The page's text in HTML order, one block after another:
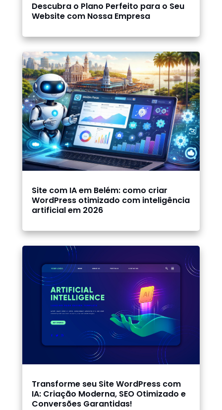
Descubra o Plano Perfeito para o Seu
Website com Nossa Empresa
Site com IA em Belém: como criar
WordPress otimizado com inteligência
artificial em 2026
Transforme seu Site WordPress com
IA: Criação Moderna, SEO Otimizado e
Conversões Garantidas!